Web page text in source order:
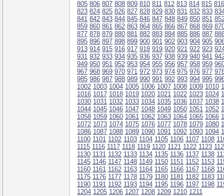
805 806 807 808 809 810 811 812 813 814 815 816
823 824 825 826 827 828 829 830 831 832 833
841 842 843 844 845 846 847 848 849 850 851
859 860 861 862 863 864 865 866 867 868 869
877 878 879 880 881 882 883 884 885 886 887
895 896 897 898 899 900 901 902 903 904 905
913 914 915 916 917 918 919 920 921 922 923
931 932 933 934 935 936 937 938 939 940 941
949 950 951 952 953 954 955 956 957 958 959
967 968 969 970 971 972 973 974 975 976 977
985 986 987 988 989 990 991 992 993 994 995
1002 1003 1004 1005 1006 1007 1008 1009 1010
1016 1017 1018 1019 1020 1021 1022 1023 1024
1030 1031 1032 1033 1034 1035 1036 1037 1038
1044 1045 1046 1047 1048 1049 1050 1051 1052
1058 1059 1060 1061 1062 1063 1064 1065 1066
1072 1073 1074 1075 1076 1077 1078 1079 1080
1086 1087 1088 1089 1090 1091 1092 1093 1094
1100 1101 1102 1103 1104 1105 1106 1107 1108
1115 1116 1117 1118 1119 1120 1121 1122 1123
1130 1131 1132 1133 1134 1135 1136 1137 1138
1145 1146 1147 1148 1149 1150 1151 1152 1153
1160 1161 1162 1163 1164 1165 1166 1167 1168
1175 1176 1177 1178 1179 1180 1181 1182 1183
1190 1191 1192 1193 1194 1195 1196 1197 1198
1204 1205 1206 1207 1208 1209 1210 1211